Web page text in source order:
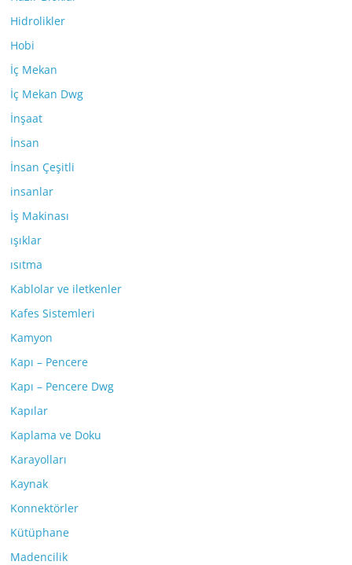
Hidrolikler
Hobi
İç Mekan
İç Mekan Dwg
İnşaat
İnsan
İnsan Çeşitli
insanlar
İş Makinası
ışıklar
ısıtma
Kablolar ve iletkenler
Kafes Sistemleri
Kamyon
Kapı – Pencere
Kapı – Pencere Dwg
Kapılar
Kaplama ve Doku
Karayolları
Kaynak
Konnektörler
Kütüphane
Madencilik